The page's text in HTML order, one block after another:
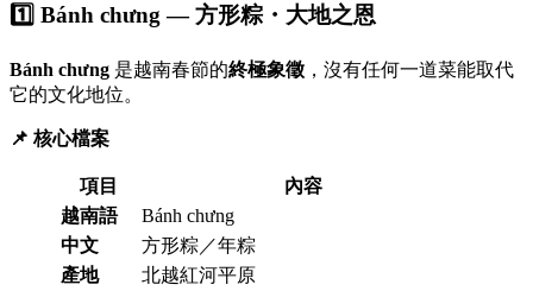
1️⃣ Bánh chưng — 方形粽・大地之恩
Bánh chưng 是越南春節的終極象徵 ，沒有任何一道菜能取代
它的文化地位。
📌 核心檔案
項目
內容
越南語
Bánh chưng
中文
方形粽／年粽
產地
北越紅河平原